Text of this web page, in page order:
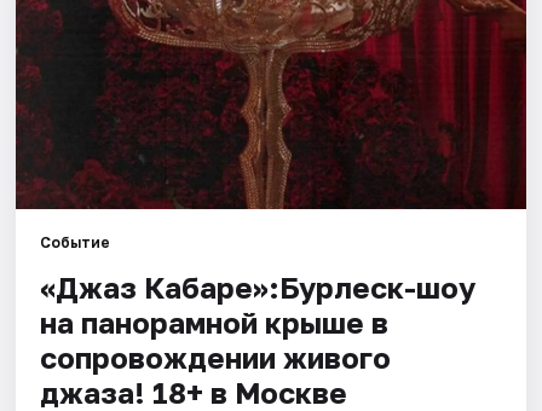
Квесты
Экскурсии
Спорт
События
Города
Площадки
Артисты
Событие
«Джаз Кабаре»:Бурлеск-шоу
на панорамной крыше в
сопровождении живого
джаза! 18+ в Москве